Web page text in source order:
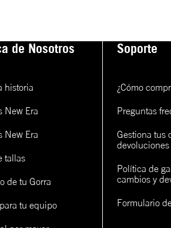
de Nosotros
historia
New Era
New Era
tallas
de tu Gorra
tu equipo
Soporte
¿Cómo
Preguntas
Gestiona tus
devoluciones
Política de
cambios y
Formulario